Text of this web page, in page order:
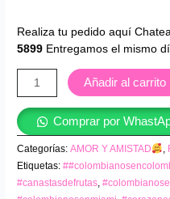
Realiza tu pedido aquí
5899 Entregamos el mismo
Añadir al carrito
Comprar por
Categorías:AMOR Y AMISTAD ,
Etiquetas:
#canastasdefrutas,